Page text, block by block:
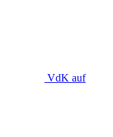
VdK auf